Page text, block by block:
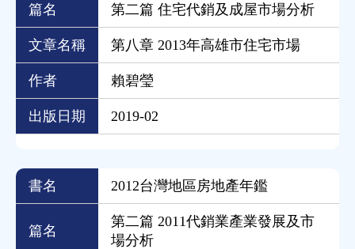
篇名 第二篇 住宅代銷及成屋市場分析
文章名稱 第八章 2013年高雄市住宅市場
作者 賴碧瑩
出版日期 2019-02
書名 2012台灣地區房地產年鑑
篇名
第二篇 2011代銷業產業發展及市
場分析